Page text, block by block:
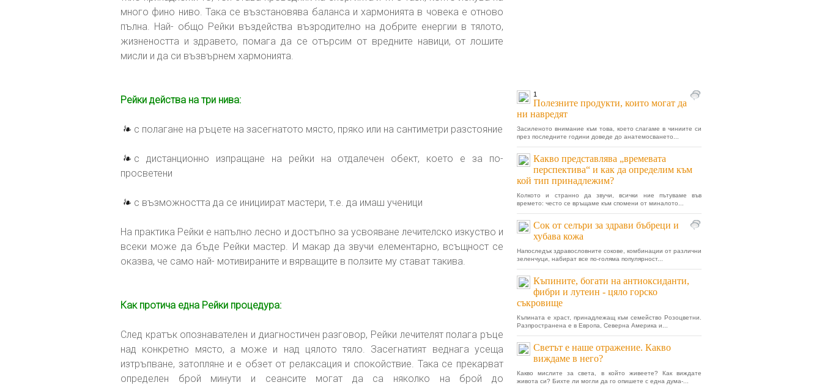
много фино ниво. Така се възстановява баланса и хармонията в човека е отново
пълна. Най- общо Рейки въздейства възродително на добрите енергии в тялото,
жизнеността и здравето, помага да се отърсим от вредните навици, от лошите
мисли и да си възвърнем хармонията.
Рейки действа на три нива:
с полагане на ръцете на засегнатото място, пряко или на сантиметри разстояние
с дистанционно изпращане на рейки на отдалечен обект, което е за по-
просветени
с възможността да се инициират мастери, т.е. да имаш ученици
На практика Рейки е напълно лесно и достъпно за усвояване лечителско изкуство и
всеки може да бъде Рейки мастер. И макар да звучи елементарно, всъщност се
оказва, че само най- мотивираните и вярващите в ползите му стават такива.
Как протича една Рейки процедура:
След кратък опознавателен и диагностичен разговор, Рейки лечителят полага ръце
над конкретно място, а може и над цялото тяло. Засегнатият веднага усеща
изтръпване, затопляне и е обзет от релаксация и спокойствие. Така се прекарват
определен брой минути и сеансите могат да са няколко на брой до
1
Полезните продукти, които могат да
ни навредят
Засиленото внимание към това, което слагаме в чиниите си
през последните години доведе до анатемосването...
Какво представлява „времевата
перспектива“ и как да определим към
кой тип принадлежим?
Колкото и странно да звучи, всички ние пътуваме във
времето: често се връщаме към спомени от миналото...
Сок от селъри за здрави бъбреци и
хубава кожа
Напоследък здравословните сокове, комбинации от различни
зеленчуци, набират все по-голяма популярност...
Къпините, богати на антиоксиданти,
фибри и лутеин - цяло горско
съкровище
Къпината е храст, принадлежащ към семейство Розоцветни.
Разпространена е в Европа, Северна Америка и...
Светът е наше отражение. Какво
виждаме в него?
Какво мислите за света, в който живеете? Как виждате
живота си? Бихте ли могли да го опишете с една дума-...